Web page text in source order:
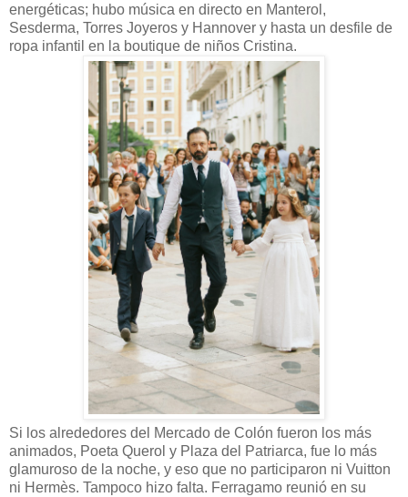
energéticas; hubo música en directo en Manterol,
Sesderma, Torres Joyeros y Hannover y hasta un desfile de
ropa infantil en la boutique de niños Cristina.
Si los alrededores del Mercado de Colón fueron los más
animados, Poeta Querol y Plaza del Patriarca, fue lo más
glamuroso de la noche, y eso que no participaron ni Vuitton
ni Hermès. Tampoco hizo falta. Ferragamo reunió en su